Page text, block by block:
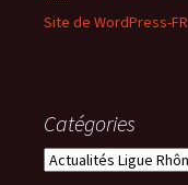
Site de WordPress-FR
Catégories
C